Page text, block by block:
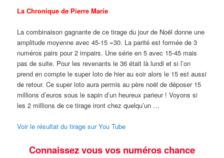
La Chronique de Pierre Marie
La combinaison gagnante de ce tirage du jour de Noël donne une
amplitude moyenne avec 45-15 =30. La parité est formée de 3
numéros pairs pour 2 impairs. Une série en 5 avec 15-45 mais
pas de suite. Pour les revenants le 36 était là lundi et si l’on
prend en compte le super loto de hier au soir alors le 15 est aussi
de retour. Ce super loto aura permis au père noël de déposer 15
millions d’euros sous le sapin d’un heureux parieur ! Voyons si
les 2 millions de ce tirage iront chez quelqu’un …
Voir le résultat du tirage sur You Tube
Connaissez vous vos numéros chance